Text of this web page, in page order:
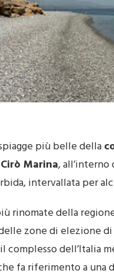
più belle della
Cirò Marina,
intervallata per
rinomate della
zone di elezione
complesso dell’Italia
fa riferimento a una